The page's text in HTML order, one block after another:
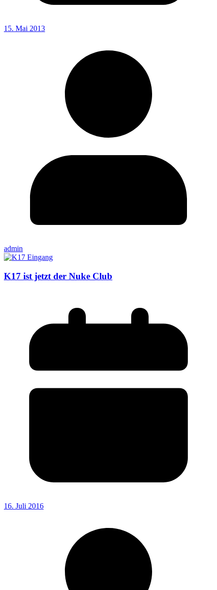
15. Mai 2013
admin
K17 ist jetzt der Nuke Club
16. Juli 2016